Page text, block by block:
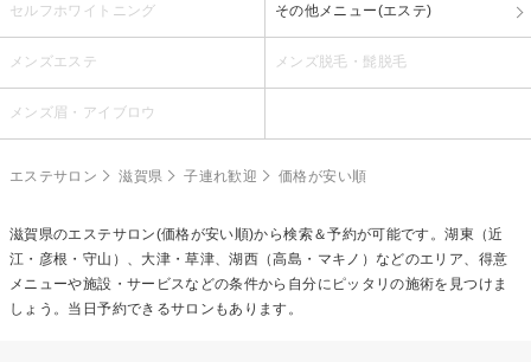
セルフホワイトニング その他メニュー(エステ)
メンズエステ メンズ脱毛・髭脱毛
メンズ眉・アイブロウ
エステサロン 滋賀県 子連れ歓迎 価格が安い順
滋賀県のエステサロン(価格が安い順)から検索＆予約が可能です。湖東（近
江・彦根・守山）、大津・草津、湖西（高島・マキノ）などのエリア、得意
メニューや施設・サービスなどの条件から自分にピッタリの施術を見つけま
しょう。当日予約できるサロンもあります。